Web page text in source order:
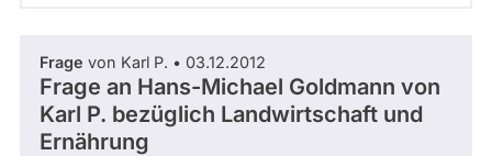
Frage von Karl P. • 03.12.2012
Frage an Hans-Michael Goldmann von
Karl P. bezüglich Landwirtschaft und
Ernährung